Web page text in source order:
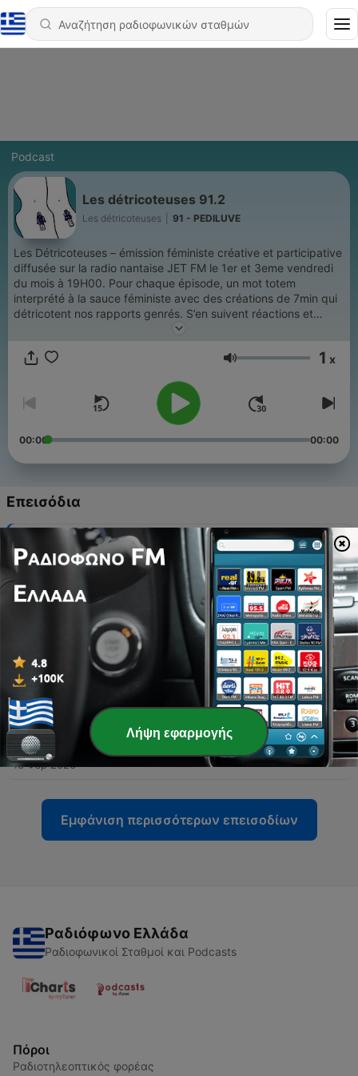
Podcast
Les détricoteuses 91.2
Les détricoteuses 91 - PEDILUVE
Les Détricoteuses – émission féministe créative et participative
diffusée sur la radio nantaise JET FM le 1er et 3eme vendredi
du mois à 19H00. Pour chaque épisode, un mot totem
interprété à la sauce féministe avec des créations de 7min qui
détricotent nos rapports genrés. S’en suivent réactions et
discussions ... Contactez-nous pour participer :
Ένταση 1 x
00:00 00:00
Επεισόδια
PEDILUVE
13 Ιούν 2026
90 - CONSENSUS
GARGOUILLE
11 Απρ 2026
12 Μάρ 2026
87 - BILBOQUET
18 Φεβ 2026
Εμφάνιση περισσότερων επεισοδίων
Ραδιόφωνο Ελλάδα
Ραδιοφωνικοί Σταθμοί και Podcasts
Πόροι
Ραδιοτηλεοπτικός φορέας
Λήψη εφαρμογής